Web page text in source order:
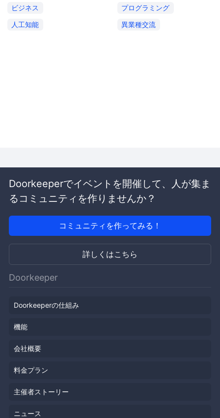
ビジネス
プログラミング
人工知能
異業種交流
Doorkeeperでイベントを開催して、人が集ま
るコミュニティを作りませんか？
コミュニティを作ってみる！
詳しくはこちら
Doorkeeper
Doorkeeperの仕組み
機能
会社概要
料金プラン
主催者ストーリー
ニュース